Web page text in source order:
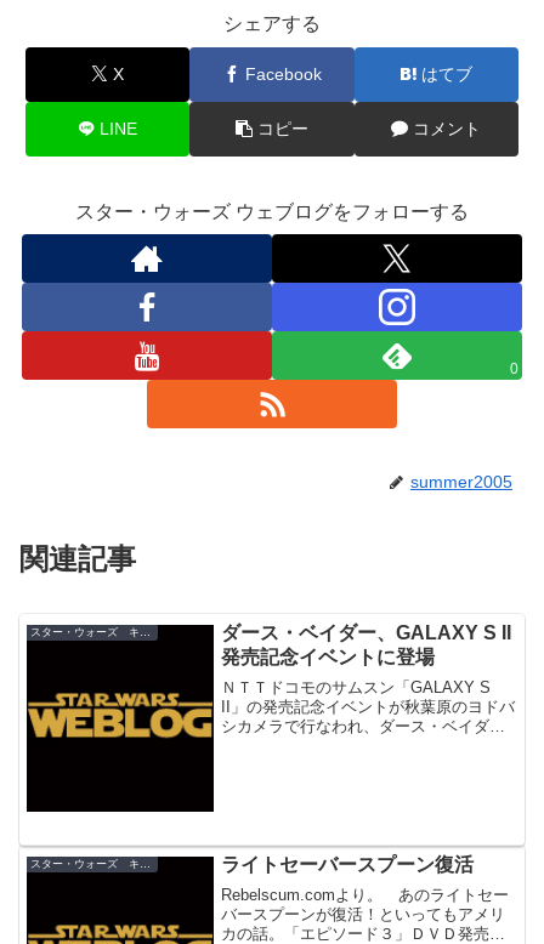
シェアする
X Facebook はてブ
LINE コピー コメント
スター・ウォーズ ウェブログをフォローする
0
summer2005
関連記事
スター・ウォーズ キャンペーン
ダース・ベイダー、GALAXY S II
発売記念イベントに登場
ＮＴＴドコモのサムスン「GALAXY S
II」の発売記念イベントが秋葉原のヨドバ
シカメラで行なわれ、ダース・ベイダー
スター・ウォーズ キャンペーン ライトセーバースプーン復活
Rebelscum.comより。 あのライトセー
バースプーンが復活！といってもアメリ
カの話。「エピソード３」ＤＶＤ発売の